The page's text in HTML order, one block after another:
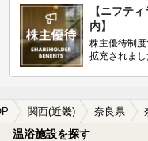
【ニフテ
内】
株主優待制
拡充されまし
関西(近畿) 奈良県
温浴施設を探す